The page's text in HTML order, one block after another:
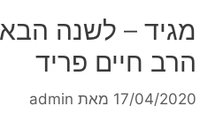
מגיד – לשנה
הרב חיים פריד
17/04/2020 מאת admin